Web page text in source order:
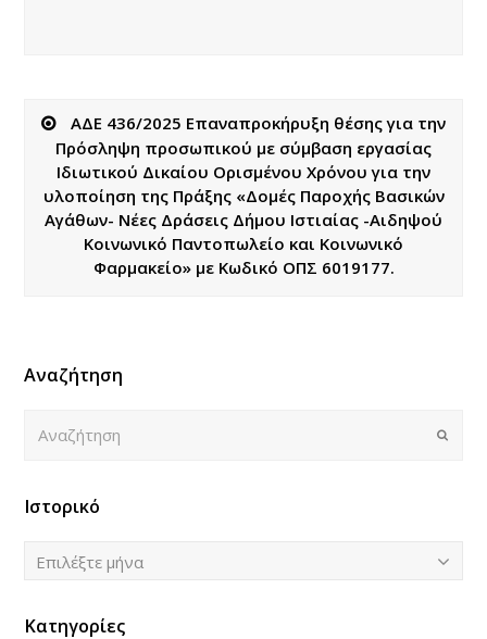
ΑΔΕ 436/2025 Επαναπροκήρυξη θέσης για την
Πρόσληψη προσωπικού με σύμβαση εργασίας
Ιδιωτικού Δικαίου Ορισμένου Χρόνου για την
υλοποίηση της Πράξης «Δομές Παροχής Βασικών
Αγάθων- Νέες Δράσεις Δήμου Ιστιαίας -Αιδηψού
Κοινωνικό Παντοπωλείο και Κοινωνικό
Φαρμακείο» με Κωδικό ΟΠΣ 6019177.
Αναζήτηση
Submit
Ιστορικό
Ιστορικό
Επιλέξτε μήνα
Κατηγορίες